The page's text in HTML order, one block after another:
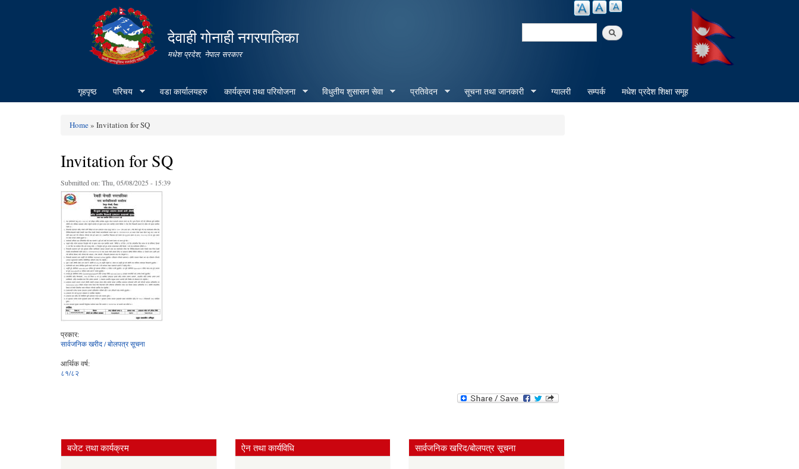
देवाही गोनाही नगरपालिका
मधेश प्रदेश, नेपाल सरकार
Search
गृहपृष्ठ परिचय वडा कार्यालयहरु कार्यक्रम तथा परियोजना विधुतीय शुसासन सेवा प्रतिवेदन सूचना तथा जानकारी ग्यालरी सम्पर्क मधेश प्रदेश शिक्षा समूह
Home» Invitation for SQ
Invitation for SQ
Submitted on:Thu, 05/08/2025 - 15:39
प्रकार:
सार्वजनिक खरीद / बोलपत्र सूचना
आर्थिक वर्ष:
८१/८२
बजेट तथा कार्यक्रम ऐन तथा कार्यविधि सार्वजनिक खरिद/बोलपत्र सूचना